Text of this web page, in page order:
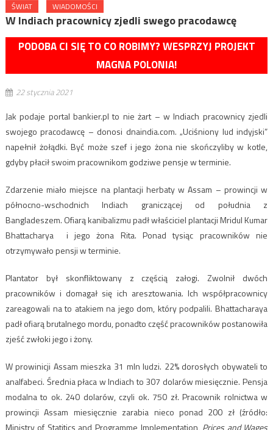
ŚWIAT WIADOMOŚCI
W Indiach pracownicy zjedli swego pracodawcę
PODOBA CI SIĘ TO CO ROBIMY? WESPRZYJ PROJEKT
MAGNA POLONIA!
22 stycznia 2021
Jak podaje portal bankier.pl to nie żart – w Indiach pracownicy zjedli
swojego pracodawcę – donosi dnaindia.com. „Uciśniony lud indyjski”
napełnił żołądki. Być może szef i jego żona nie skończyliby w kotle,
gdyby płacił swoim pracownikom godziwe pensje w terminie.
Zdarzenie miało miejsce na plantacji herbaty w Assam – prowincji w
północno-wschodnich Indiach graniczącej od południa z
Bangladeszem. Ofiarą kanibalizmu padł właściciel plantacji Mridul Kumar
Bhattacharya i jego żona Rita. Ponad tysiąc pracowników nie
otrzymywało pensji w terminie.
Plantator był skonfliktowany z częścią załogi. Zwolnił dwóch
pracowników i domagał się ich aresztowania. Ich współpracownicy
zareagowali na to atakiem na jego dom, który podpalili. Bhattacharaya
padł ofiarą brutalnego mordu, ponadto część pracowników postanowiła
zjeść zwłoki jego i żony.
W prowinicji Assam mieszka 31 mln ludzi. 22% dorosłych obywateli to
analfabeci. Średnia płaca w Indiach to 307 dolarów miesięcznie. Pensja
modalna to ok. 240 dolarów, czyli ok. 750 zł. Pracownik rolnictwa w
prowincji Assam miesięcznie zarabia nieco ponad 200 zł (źródło: